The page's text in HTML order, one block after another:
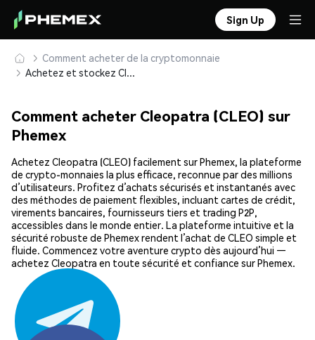
Sign Up
Comment acheter de la cryptomonnaie
Achetez et stockez Cleopatra (CLEO) en toute sécurité
Comment acheter Cleopatra (CLEO) sur
Phemex
Achetez Cleopatra (CLEO) facilement sur Phemex, la plateforme
de crypto-monnaies la plus efficace, reconnue par des millions
d’utilisateurs. Profitez d’achats sécurisés et instantanés avec
des méthodes de paiement flexibles, incluant cartes de crédit,
virements bancaires, fournisseurs tiers et trading P2P,
accessibles dans le monde entier. La plateforme intuitive et la
sécurité robuste de Phemex rendent l’achat de CLEO simple et
fluide. Commencez votre aventure crypto dès aujourd’hui —
achetez Cleopatra en toute sécurité et confiance sur Phemex.